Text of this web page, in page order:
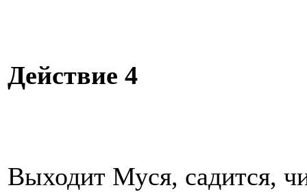
Действие 4
Выходит Муся, садится,